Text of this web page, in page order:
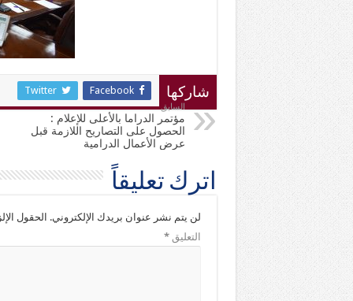
شاركها Facebook
Twitter
السابق
مؤتمر الدراما بالأعلى للإعلام :
الحصول على التصاريح اللازمة قبل
عرض الأعمال الدرامية
اترك تعليقاً
لن يتم نشر عنوان بريدك الإلكتروني. الحقول
التعليق*